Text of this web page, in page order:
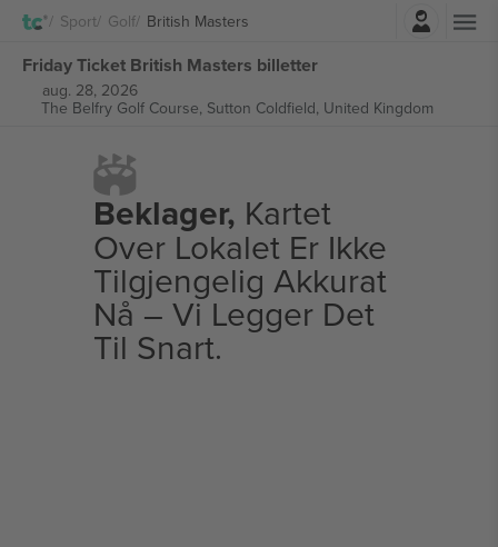
Sport Golf British Masters
Friday Ticket British Masters billetter
aug. 28, 2026
The Belfry Golf Course, Sutton Coldfield, United Kingdom
Beklager, Kartet
Over Lokalet Er Ikke
Tilgjengelig Akkurat
Nå – Vi Legger Det
Til Snart.